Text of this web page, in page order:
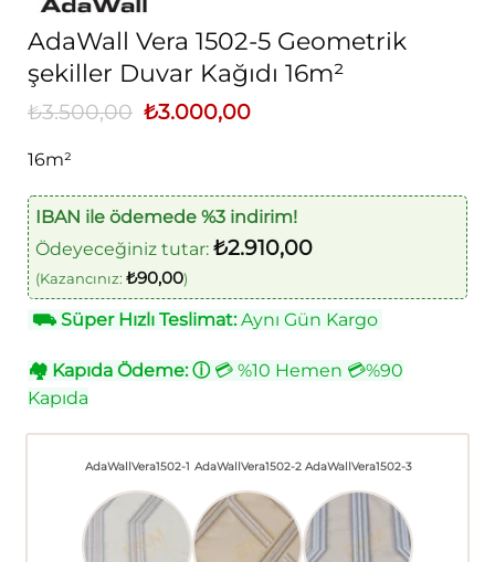
AdaWall Vera 1502-5 Geometrik
şekiller Duvar Kağıdı 16m²
₺3.500,00 Orijinal
fiyat:
₺3.000,00Şu
16m²
IBAN ile ödemede %3 indirim!
Ödeyeceğiniz tutar: ₺2.910,00
(Kazancınız: ₺90,00)
⛟Süper Hızlı Teslimat:Aynı Gün Kargo
🏘 Kapıda Ödeme: ⓘ💳 %10 Hemen 💳%90
Kapıda
AdaWallVera1502-1 AdaWallVera1502-2 AdaWallVera1502-3